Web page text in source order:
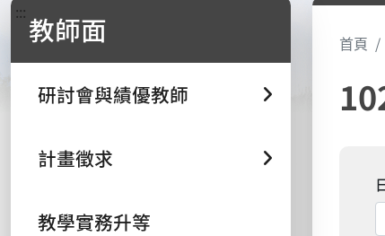
::: 教師面
研討會與績優教師
計畫徵求
教學實務升等
首頁